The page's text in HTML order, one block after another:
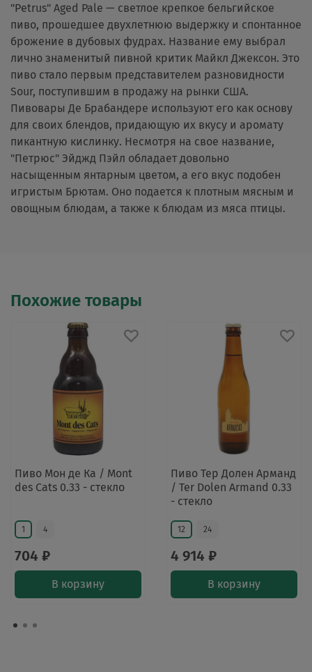
"Petrus" Aged Pale — светлое крепкое бельгийское
пиво, прошедшее двухлетнюю выдержку и спонтанное
брожение в дубовых фудрах. Название ему выбрал
лично знаменитый пивной критик Майкл Джексон. Это
пиво стало первым представителем разновидности
Sour, поступившим в продажу на рынки США.
Пивовары Де Брабандере используют его как основу
для своих блендов, придающую их вкусу и аромату
пикантную кислинку. Несмотря на свое название,
"Петрюс" Эйджд Пэйл обладает довольно
насыщенным янтарным цветом, а его вкус подобен
игристым Брютам. Оно подается к плотным мясным и
овощным блюдам, а также к блюдам из мяса птицы.
Похожие товары
Пиво Мон де Ка / Mont
des Cats 0.33 - стекло
1 4
704 ₽
В корзину
Пиво Тер Долен Арманд
/ Ter Dolen Armand 0.33
- стекло
12 24
4 914 ₽
В корзину